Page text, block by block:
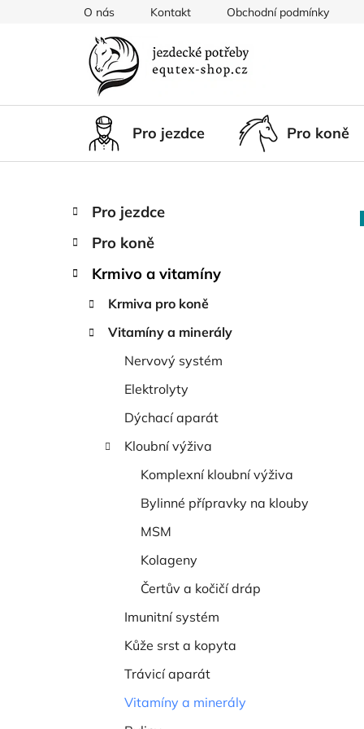
O nás Kontakt Obchodní podmínky
Pro jezdce Pro koně
P
s
t
Přeskočit
kategorie
K
a
g
Pro jezdce
Pro koně
Krmivo a vitamíny
Krmiva pro koně
Vitamíny a minerály
Nervový systém
Elektrolyty
Dýchací aparát
Kloubní výživa
Komplexní kloubní výživa
Bylinné přípravky na klouby
MSM
Kolageny
Čertův a kočičí dráp
Imunitní systém
Kůže srst a kopyta
Trávicí aparát
Vitamíny a minerály